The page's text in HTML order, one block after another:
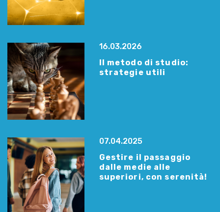
16.03.2026
Il metodo di studio:
strategie utili
07.04.2025
Gestire il passaggio
dalle medie alle
superiori, con serenità!